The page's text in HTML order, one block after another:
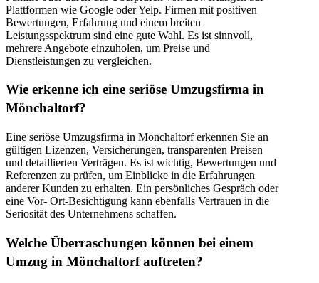
Plattformen wie Google oder Yelp. Firmen mit positiven
Bewertungen, Erfahrung und einem breiten
Leistungsspektrum sind eine gute Wahl. Es ist sinnvoll,
mehrere Angebote einzuholen, um Preise und
Dienstleistungen zu vergleichen.
Wie erkenne ich eine seriöse Umzugsfirma in
Mönchaltorf?
Eine seriöse Umzugsfirma in Mönchaltorf erkennen Sie an
gültigen Lizenzen, Versicherungen, transparenten Preisen
und detaillierten Verträgen. Es ist wichtig, Bewertungen und
Referenzen zu prüfen, um Einblicke in die Erfahrungen
anderer Kunden zu erhalten. Ein persönliches Gespräch oder
eine Vor- Ort-Besichtigung kann ebenfalls Vertrauen in die
Seriosität des Unternehmens schaffen.
Welche Überraschungen können bei einem
Umzug in Mönchaltorf auftreten?